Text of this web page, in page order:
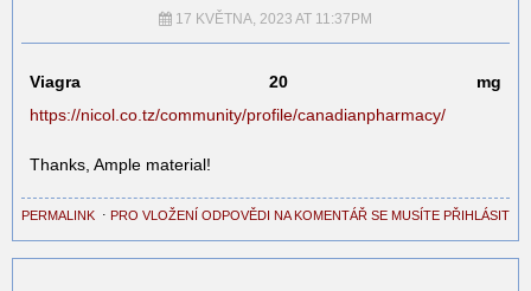
17 KVĚTNA, 2023 AT 11:37PM
Viagra 20 mg
https://nicol.co.tz/community/profile/canadianpharmacy/
Thanks, Ample material!
PERMALINK ⋅ PRO VLOŽENÍ ODPOVĚDI NA KOMENTÁŘ SE MUSÍTE PŘIHLÁSIT